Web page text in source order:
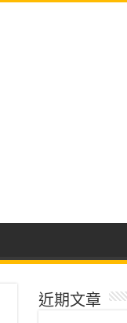
近期文章